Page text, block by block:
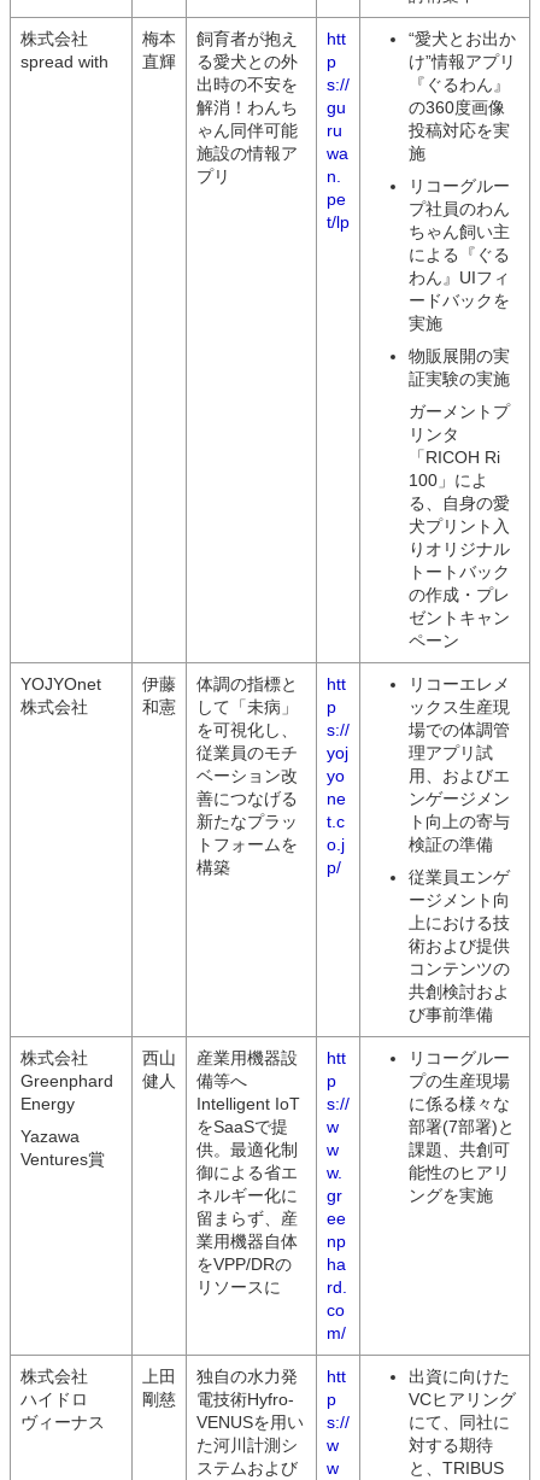
株式会社
spread with
梅本
直輝
飼育者が抱え
る愛犬との外
出時の不安を
解消！わんち
ゃん同伴可能
施設の情報ア
プリ
htt
p
s://
gu
ru
wa
n.
pe
t/lp
“愛犬とお出か
け”情報アプリ
『ぐるわん』
の360度画像
投稿対応を実
施
リコーグルー
プ社員のわん
ちゃん飼い主
による『ぐる
わん』UIフィ
ードバックを
実施
物販展開の実
証実験の実施
ガーメントプ
リンタ
「RICOH Ri
100」によ
る、自身の愛
犬プリント入
りオリジナル
トートバック
の作成・プレ
ゼントキャン
ペーン
YOJYOnet
株式会社
伊藤
和憲
体調の指標と
して「未病」
を可視化し、
従業員のモチ
ベーション改
善につなげる
新たなプラッ
トフォームを
構築
htt
p
s://
yoj
yo
ne
t.c
o.j
p/
リコーエレメ
ックス生産現
場での体調管
理アプリ試
用、およびエ
ンゲージメン
ト向上の寄与
検証の準備
従業員エンゲ
ージメント向
上における技
術および提供
コンテンツの
共創検討およ
び事前準備
株式会社
Greenphard
Energy
Yazawa
Ventures賞
西山
健人
産業用機器設
備等へ
Intelligent IoT
をSaaSで提
供。最適化制
御による省エ
ネルギー化に
留まらず、産
業用機器自体
をVPP/DRの
リソースに
htt
p
s://
w
w
w.
gr
ee
np
ha
rd.
co
m/
リコーグルー
プの生産現場
に係る様々な
部署(7部署)と
課題、共創可
能性のヒアリ
ングを実施
株式会社
ハイドロ
ヴィーナス
上田
剛慈
独自の水力発
電技術Hyfro-
VENUSを用い
た河川計測シ
ステムおよび
htt
p
s://
w
w
出資に向けた
VCヒアリング
にて、同社に
対する期待
と、TRIBUS